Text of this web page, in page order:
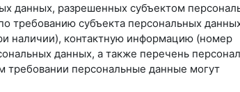
данных, разрешенных субъектом
требованию субъекта персональных
наличии), контактную информацию (номер
данных, а также перечень
требовании персональные данные могут